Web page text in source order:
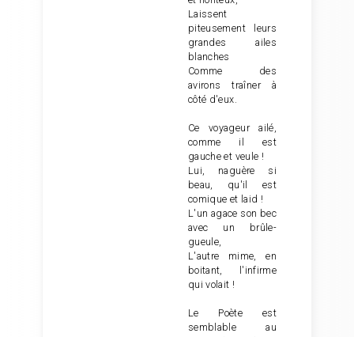
Laissent
piteusement leurs
grandes ailes
blanches
Comme des
avirons traîner à
côté d'eux.
Ce voyageur ailé,
comme il est
gauche et veule !
Lui, naguère si
beau, qu'il est
comique et laid !
L'un agace son bec
avec un brûle-
gueule,
L'autre mime, en
boitant, l'infirme
qui volait !
Le Poète est
semblable au